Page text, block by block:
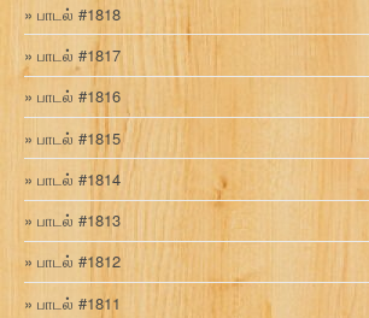
பாடல் #1818
பாடல் #1817
பாடல் #1816
பாடல் #1815
பாடல் #1814
பாடல் #1813
பாடல் #1812
பாடல் #1811